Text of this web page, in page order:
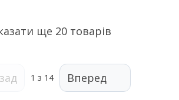
ще 20 товарів
1 з 14 Вперед